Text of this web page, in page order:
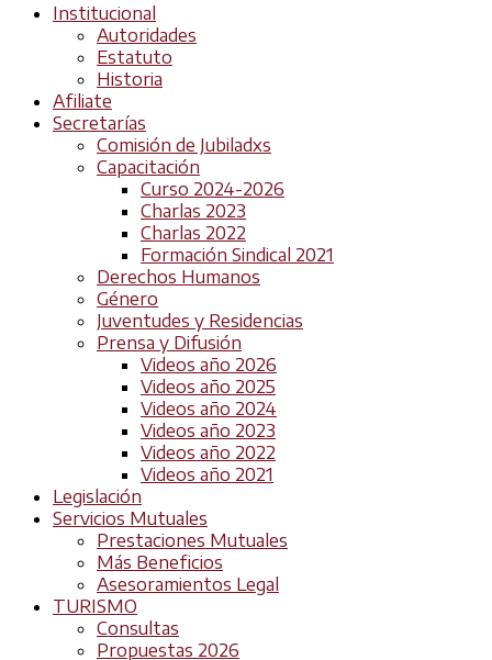
Institucional
Autoridades
Estatuto
Historia
Afiliate
Secretarías
Comisión de Jubiladxs
Capacitación
Curso 2024-2026
Charlas 2023
Charlas 2022
Formación Sindical 2021
Derechos Humanos
Género
Juventudes y Residencias
Prensa y Difusión
Videos año 2026
Videos año 2025
Videos año 2024
Videos año 2023
Videos año 2022
Videos año 2021
Legislación
Servicios Mutuales
Prestaciones Mutuales
Más Beneficios
Asesoramientos Legal
TURISMO
Consultas
Propuestas 2026